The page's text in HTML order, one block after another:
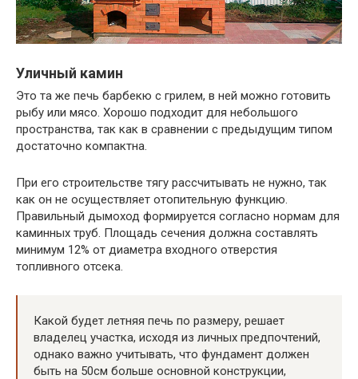
Уличный камин
Это та же печь барбекю с грилем, в ней можно готовить
рыбу или мясо. Хорошо подходит для небольшого
пространства, так как в сравнении с предыдущим типом
достаточно компактна.
При его строительстве тягу рассчитывать не нужно, так
как он не осуществляет отопительную функцию.
Правильный дымоход формируется согласно нормам для
каминных труб. Площадь сечения должна составлять
минимум 12% от диаметра входного отверстия
топливного отсека.
Какой будет летняя печь по размеру, решает
владелец участка, исходя из личных предпочтений,
однако важно учитывать, что фундамент должен
быть на 50см больше основной конструкции,